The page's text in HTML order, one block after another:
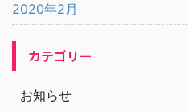
2020年2月
カテゴリー
お知らせ